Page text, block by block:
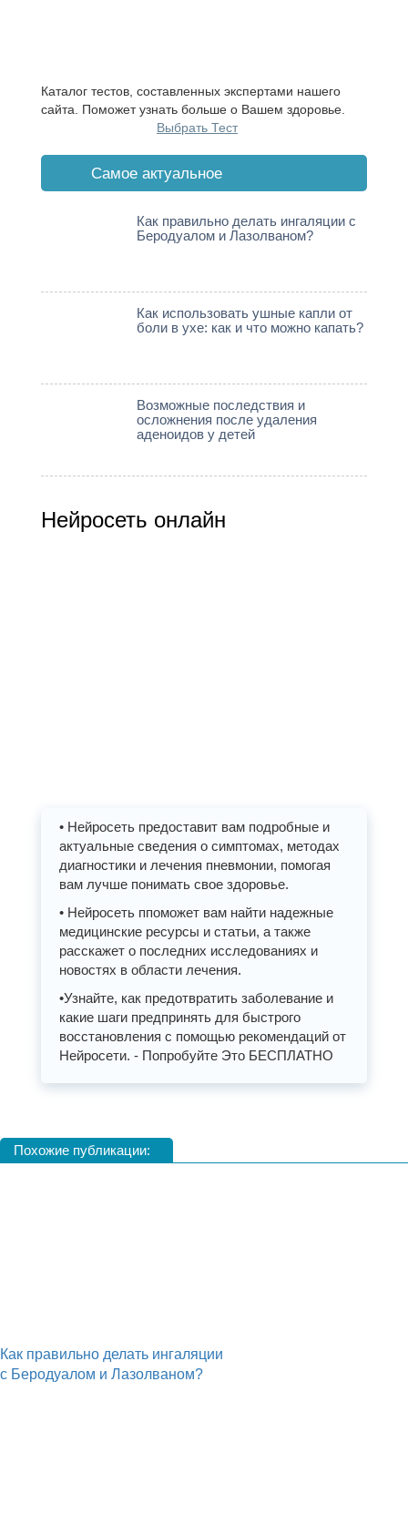
Каталог тестов, составленных экспертами нашего
сайта. Поможет узнать больше о Вашем здоровье.
Выбрать Тест
Cамое актуальное
Как правильно делать ингаляции с
Беродуалом и Лазолваном?
Как использовать ушные капли от
боли в ухе: как и что можно капать?
Возможные последствия и
осложнения после удаления
аденоидов у детей
Нейросеть онлайн
• Нейросеть предоставит вам подробные и
актуальные сведения о симптомах, методах
диагностики и лечения пневмонии, помогая
вам лучше понимать свое здоровье.
• Нейросеть ппоможет вам найти надежные
медицинские ресурсы и статьи, а также
расскажет о последних исследованиях и
новостях в области лечения.
•Узнайте, как предотвратить заболевание и
какие шаги предпринять для быстрого
восстановления с помощью рекомендаций от
Нейросети. - Попробуйте Это БЕСПЛАТНО
Похожие публикации:
Как правильно делать ингаляции
с Беродуалом и Лазолваном?